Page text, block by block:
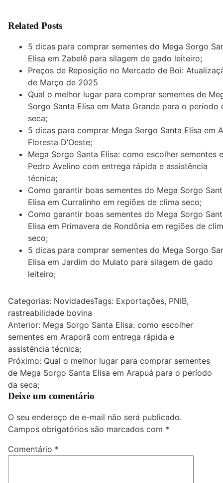
Related Posts
5 dicas para comprar sementes do Mega Sorgo
Elisa em Zabelê para silagem de gado leiteiro;
Preços de Reposição no Mercado de Boi:
de Março de 2025
Qual o melhor lugar para comprar sementes de
Sorgo Santa Elisa em Mata Grande para o período
seca;
5 dicas para comprar Mega Sorgo Santa Elisa em
Floresta D’Oeste;
Mega Sorgo Santa Elisa: como escolher sementes
Pedro Avelino com entrega rápida e assistência
técnica;
Como garantir boas sementes do Mega Sorgo
Elisa em Curralinho em regiões de clima seco;
Como garantir boas sementes do Mega Sorgo
Elisa em Primavera de Rondônia em regiões de
seco;
5 dicas para comprar sementes do Mega Sorgo
Elisa em Jardim do Mulato para silagem de gado
leiteiro;
Categorias: NovidadesTags: Exportações, PNIB,
rastreabilidade bovina
Navegação
de
Post
Anterior: Mega Sorgo Santa Elisa: como escolher
sementes em Araporã com entrega rápida e
assistência técnica;
Próximo: Qual o melhor lugar para comprar sementes
de Mega Sorgo Santa Elisa em Arapuá para o período
da seca;
Deixe um comentário
O seu endereço de e-mail não será publicado.
Campos obrigatórios são marcados com *
Comentário *